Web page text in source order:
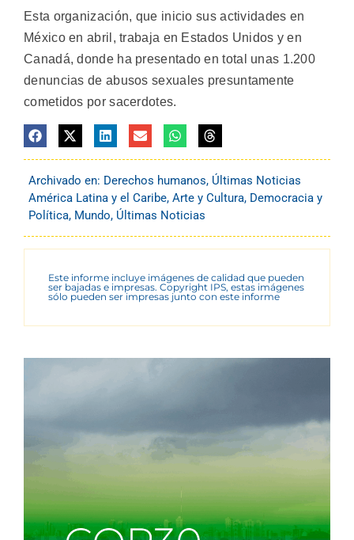
Esta organización, que inicio sus actividades en
México en abril, trabaja en Estados Unidos y en
Canadá, donde ha presentado en total unas 1.200
denuncias de abusos sexuales presuntamente
cometidos por sacerdotes.
Archivado en: Derechos humanos, Últimas Noticias
América Latina y el Caribe, Arte y Cultura, Democracia y
Política, Mundo, Últimas Noticias
Este informe incluye imágenes de calidad que pueden
ser bajadas e impresas. Copyright IPS, estas imágenes
sólo pueden ser impresas junto con este informe